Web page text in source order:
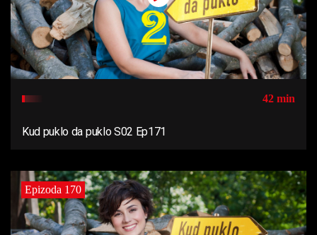
42 min
Kud puklo da puklo S02 Ep171
Epizoda 170